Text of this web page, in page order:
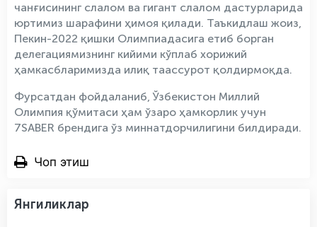
чанғисининг слалом ва гигант слалом дастурларида
юртимиз шарафини ҳимоя қилади. Таъкидлаш жоиз,
Пекин-2022 қишки Олимпиадасига етиб борган
делегациямизнинг кийими кўплаб хорижий
ҳамкасбларимизда илиқ таассурот қолдирмоқда.
Фурсатдан фойдаланиб, Ўзбекистон Миллий
Олимпия қўмитаси ҳам ўзаро ҳамкорлик учун
7SABER брендига ўз миннатдорчилигини билдиради.
Чоп этиш
Янгиликлар